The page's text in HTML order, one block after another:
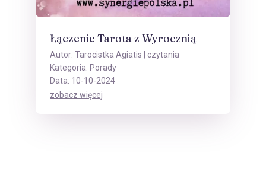
Łączenie Tarota z Wyrocznią
Autor: Tarocistka Agiatis | czytania
Kategoria: Porady
Data: 10-10-2024
zobacz więcej